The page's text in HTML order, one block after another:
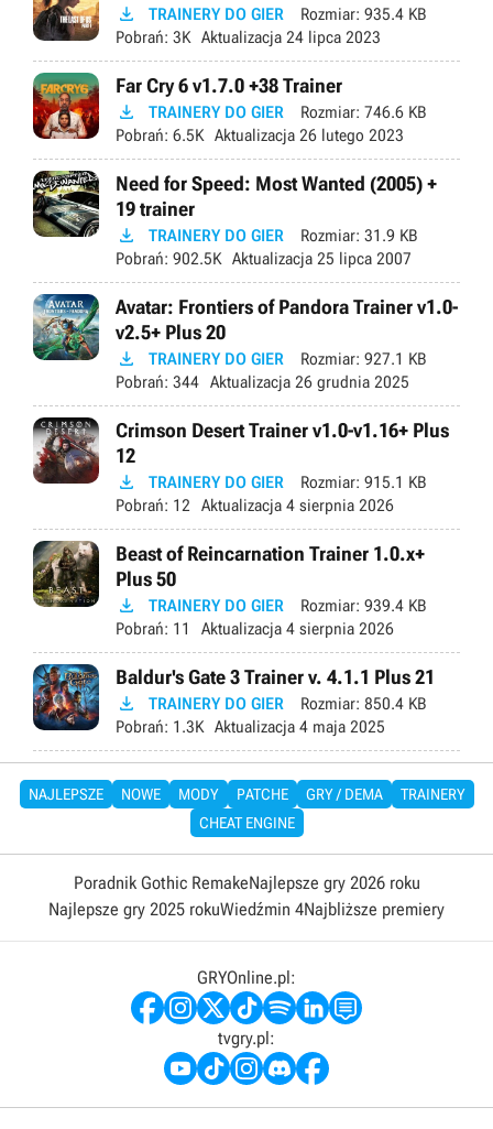
 TRAINERY DO GIER Rozmiar: 935.4 KB
Pobrań: 3K Aktualizacja 24 lipca 2023
Far Cry 6 v1.7.0 +38 Trainer
 TRAINERY DO GIER Rozmiar: 746.6 KB
Pobrań: 6.5K Aktualizacja 26 lutego 2023
Need for Speed: Most Wanted (2005) +
19 trainer
 TRAINERY DO GIER Rozmiar: 31.9 KB
Pobrań: 902.5K Aktualizacja 25 lipca 2007
Avatar: Frontiers of Pandora Trainer v1.0-
v2.5+ Plus 20
 TRAINERY DO GIER Rozmiar: 927.1 KB
Pobrań: 344 Aktualizacja 26 grudnia 2025
Crimson Desert Trainer v1.0-v1.16+ Plus
12
 TRAINERY DO GIER Rozmiar: 915.1 KB
Pobrań: 12 Aktualizacja 4 sierpnia 2026
Beast of Reincarnation Trainer 1.0.x+
Plus 50
 TRAINERY DO GIER Rozmiar: 939.4 KB
Pobrań: 11 Aktualizacja 4 sierpnia 2026
Baldur's Gate 3 Trainer v. 4.1.1 Plus 21
 TRAINERY DO GIER Rozmiar: 850.4 KB
Pobrań: 1.3K Aktualizacja 4 maja 2025
NAJLEPSZE NOWE MODY PATCHE GRY / DEMA
TRAINERY
CHEAT ENGINE
Poradnik Gothic RemakeNajlepsze gry 2026 roku
Najlepsze gry 2025 rokuWiedźmin 4Najbliższe premiery
GRYOnline.pl:
tvgry.pl: